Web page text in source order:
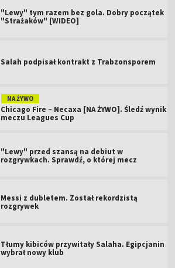
"Lewy" tym razem bez gola. Dobry początek
"Strażaków" [WIDEO]
Salah podpisał kontrakt z Trabzonsporem
NA ŻYWO
Chicago Fire – Necaxa [NA ŻYWO]. Śledź wynik
meczu Leagues Cup
"Lewy" przed szansą na debiut w
rozgrywkach. Sprawdź, o której mecz
Messi z dubletem. Został rekordzistą
rozgrywek
Tłumy kibiców przywitały Salaha. Egipcjanin
wybrał nowy klub